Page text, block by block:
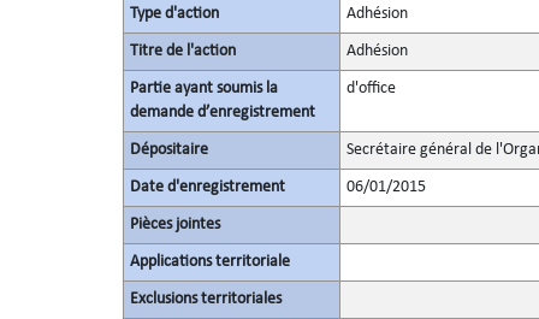
Type d'action Adhésion
Titre de l'action Adhésion
Partie ayant soumis la
demande d’enregistrement
d'office
Dépositaire Secrétaire général de
Date d'enregistrement 06/01/2015
Pièces jointes
Applications territoriale
Exclusions territoriales